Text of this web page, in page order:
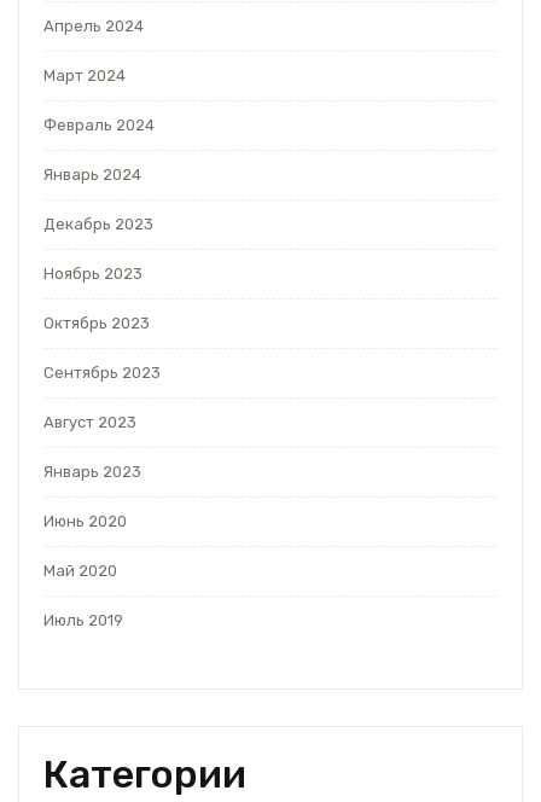
Апрель 2024
Март 2024
Февраль 2024
Январь 2024
Декабрь 2023
Ноябрь 2023
Октябрь 2023
Сентябрь 2023
Август 2023
Январь 2023
Июнь 2020
Май 2020
Июль 2019
Категории